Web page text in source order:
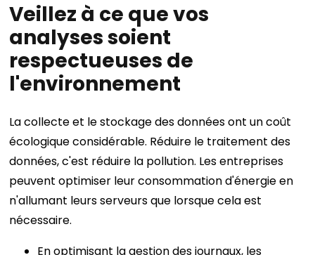
Veillez à ce que vos
analyses soient
respectueuses de
l'environnement
La collecte et le stockage des données ont un coût
écologique considérable. Réduire le traitement des
données, c'est réduire la pollution. Les entreprises
peuvent optimiser leur consommation d'énergie en
n'allumant leurs serveurs que lorsque cela est
nécessaire.
En optimisant la gestion des journaux, les